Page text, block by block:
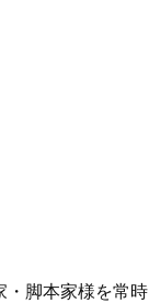
・脚本家様を常時